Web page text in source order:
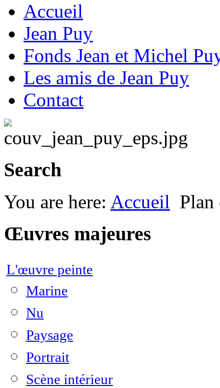
Accueil
Jean Puy
Fonds Jean et Michel
Les amis de Jean Puy
Contact
Search
You are here: Accueil Plan
Œuvres majeures
L'œuvre peinte
Marine
Nu
Paysage
Portrait
Scène intérieur